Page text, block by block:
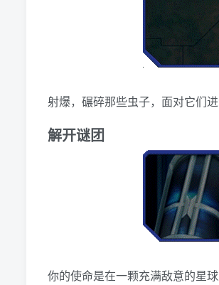
射爆，碾碎那些虫子，面对它们
解开谜团
你的使命是在一颗充满敌意的星